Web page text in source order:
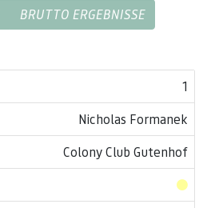
BRUTTO ERGEBNISSE
1
Nicholas Formanek
Colony Club Gutenhof